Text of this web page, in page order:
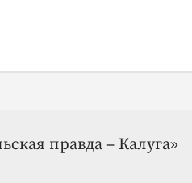
правда – Калуга»